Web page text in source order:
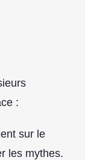
:
sur le
les mythes.